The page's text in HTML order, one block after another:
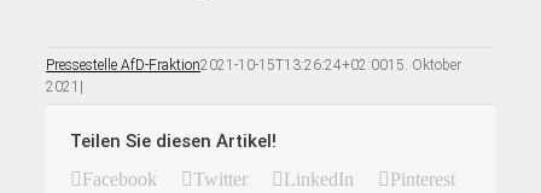
Pressestelle AfD-Fraktion2021-10-15T13:26:24+02:0015. Oktober
2021 |
Teilen Sie diesen Artikel!
Facebook Twitter LinkedIn
Pinterest